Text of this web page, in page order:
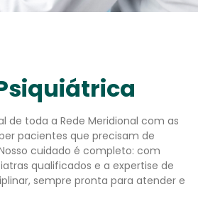
de toda a Rede Meridional com as
pacientes que precisam de
cuidado é completo: com
qualificados e a expertise de
sempre pronta para atender e